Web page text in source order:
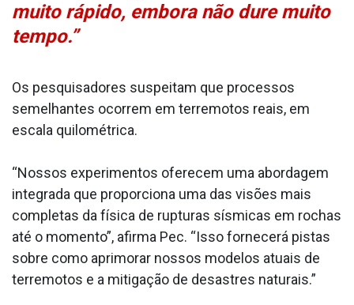
muito rápido, embora não dure muito
tempo.”
Os pesquisadores suspeitam que processos
semelhantes ocorrem em terremotos reais, em
escala quilométrica.
“Nossos experimentos oferecem uma abordagem
integrada que proporciona uma das visões mais
completas da física de rupturas sísmicas em rochas
até o momento”, afirma Pec. “Isso fornecerá pistas
sobre como aprimorar nossos modelos atuais de
terremotos e a mitigação de desastres naturais.”